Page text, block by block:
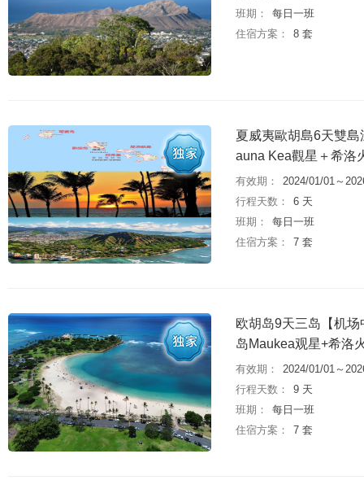
班期：
每日一班
住宿方案：
8 套
夏威夷歐胡島6天雙
auna Kea觀星＋希洛
有效期：
2024/01/01～
行程天数：
6 天
班期：
每日一班
住宿方案：
7 套
欧胡岛9天三岛【机
岛Maukea观星+希洛
有效期：
2024/01/01～
行程天数：
9 天
班期：
每日一班
住宿方案：
7 套